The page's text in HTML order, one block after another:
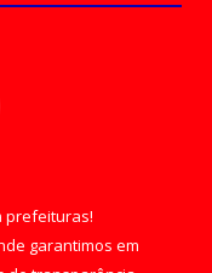
prefeituras!
garantimos em